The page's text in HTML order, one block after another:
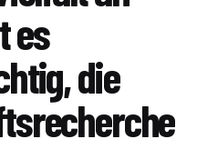
es
die